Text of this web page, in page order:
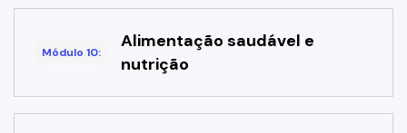
Módulo 10:
Alimentação saudável e
nutrição